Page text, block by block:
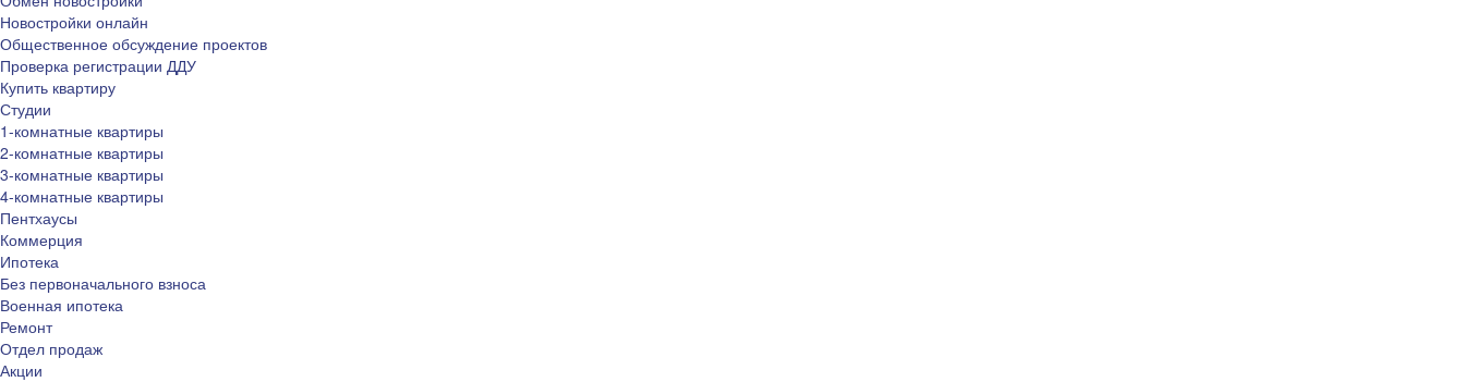
Новостройки онлайн
Общественное обсуждение проектов
Проверка регистрации ДДУ
Купить квартиру
Студии
1-комнатные квартиры
2-комнатные квартиры
3-комнатные квартиры
4-комнатные квартиры
Пентхаусы
Коммерция
Ипотека
Без первоначального взноса
Военная ипотека
Ремонт
Отдел продаж
Акции